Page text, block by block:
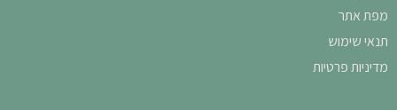
מפת אתר
תנאי שימוש
מדיניות פרטיות